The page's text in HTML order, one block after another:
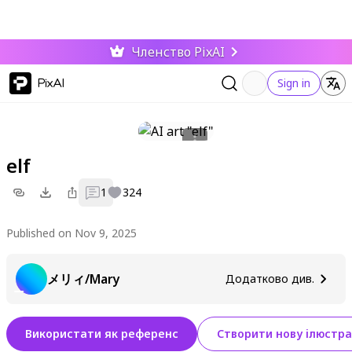
Членство PixAI
PixAI Sign in
elf
1 324
Published on Nov 9, 2025
メリィ/Mary Додатково див.
Використати як референс Створити нову